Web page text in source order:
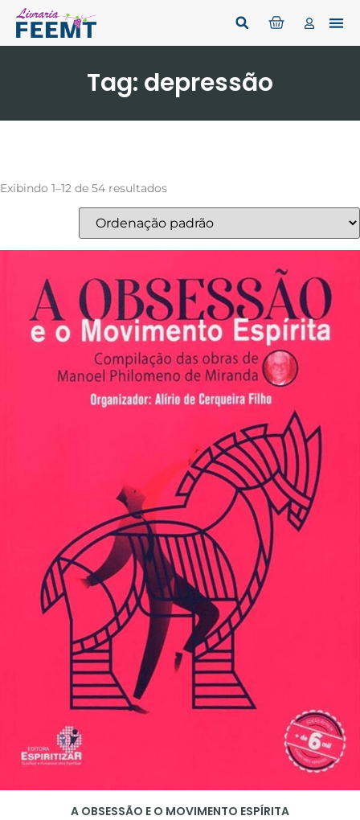
Tag: depressão
Exibindo 1–12 de 54 resultados
A OBSESSÃO E O MOVIMENTO ESPÍRITA